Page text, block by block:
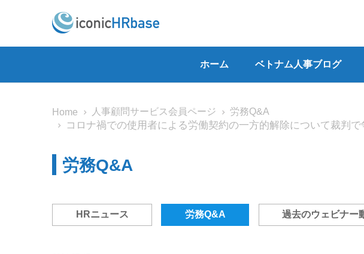
ホーム ベトナム人事ブログ
Home 人事顧問サービス会員ページ 労務Q&A
コロナ禍での使用者による労働契約の一方的解除について裁判で
労務Q&A
HRニュース 労務Q&A 過去のウェビナー